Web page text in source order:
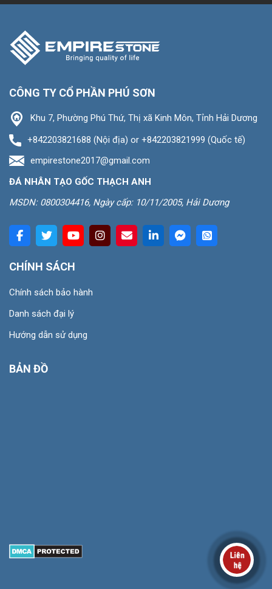
CÔNG TY CỔ PHẦN PHÚ SƠN
Khu 7, Phường Phú Thứ, Thị xã Kinh Môn, Tỉnh Hải Dương
+842203821688 (Nội địa) or +842203821999 (Quốc tế)
empirestone2017@gmail.com
ĐÁ NHÂN TẠO GỐC THẠCH ANH
MSDN: 0800304416, Ngày cấp: 10/11/2005, Hải Dương
CHÍNH SÁCH
Chính sách bảo hành
Danh sách đại lý
Hướng dẫn sử dụng
BẢN ĐỒ